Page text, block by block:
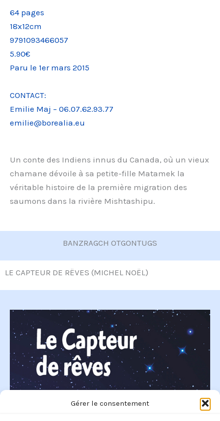
Gérer le consentement
64 pages
18x12cm
9791093466057
5.90€
Paru le 1er mars 2015
CONTACT:
Emilie Maj – 06.07.62.93.77
emilie@borealia.eu
Un conte des Indiens innus du Canada, où un vieux
chamane dévoile à sa petite-fille Matamek la
véritable histoire de la première migration des
saumons dans la rivière Mishtashipu.
BANZRAGCH OTGONTUGS
LE CAPTEUR DE RËVES (MICHEL NOËL)